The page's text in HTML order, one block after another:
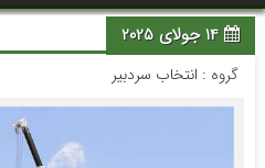
14 جولای 2025
گروه : انتخاب سردبیر